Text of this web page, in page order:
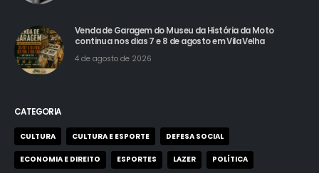
Venda de Garagem do Museu da História da Moto
continua nos dias 7 e 8 de agosto em Vila Velha
4 de agosto de 2026
CATEGORIA
CULTURA CULTURA E ESPORTE DEFESA SOCIAL
ECONOMIA E DIREITO ESPORTES LAZER POLÍTICA